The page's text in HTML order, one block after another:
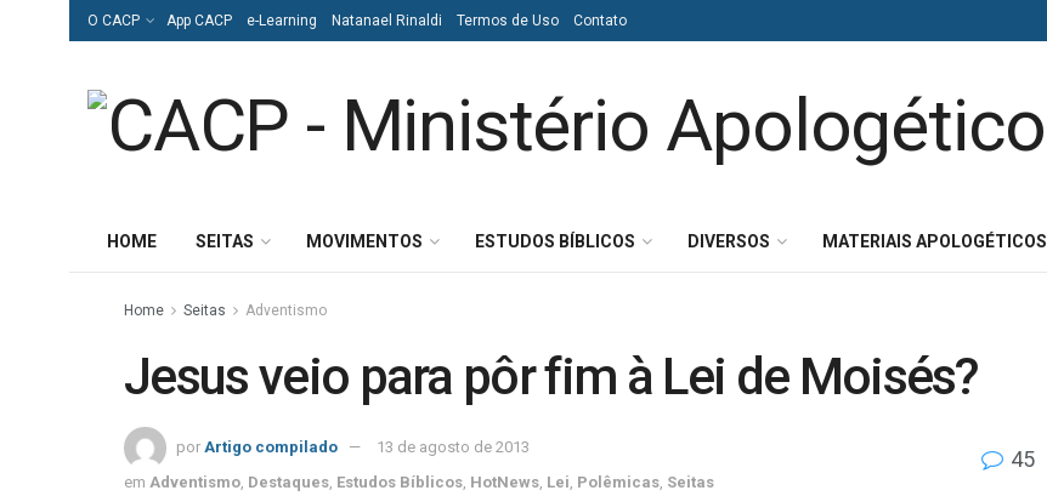
O CACP App CACP e-Learning Natanael Rinaldi Termos de Uso Contato
HOME SEITAS MOVIMENTOS ESTUDOS BÍBLICOS DIVERSOS MATERIAIS APOLOGÉTICOS
Home Seitas Adventismo
Jesus veio para pôr fim à Lei de Moisés?
por Artigo compilado
13 de agosto de 2013
em Adventismo Destaques Estudos Bíblicos HotNews Lei Polêmicas Seitas
45